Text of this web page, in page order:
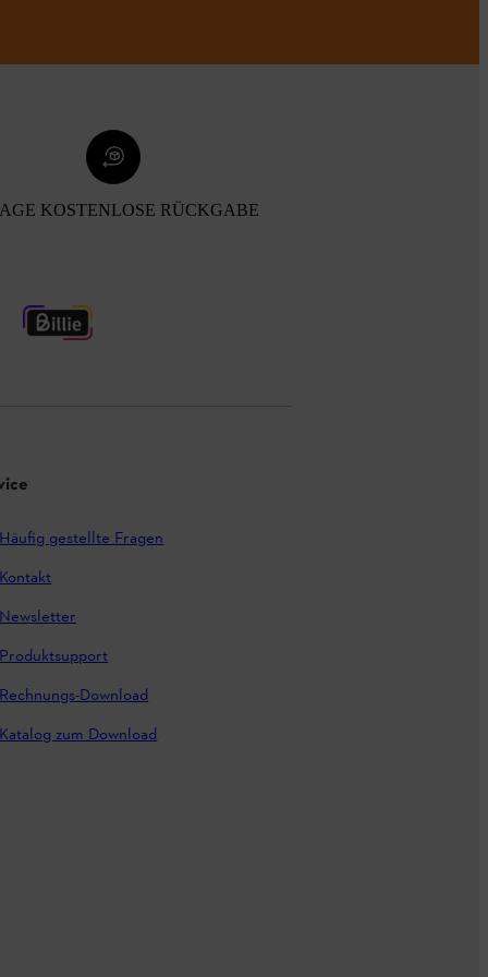
KOSTENLOSE RÜCKGABE
Häufig gestellte Fragen
Kontakt
Newsletter
Produktsupport
Rechnungs-Download
Katalog zum Download